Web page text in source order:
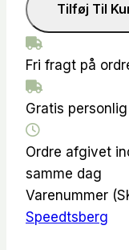
8cm
mørk
grøn
1stk.
antal
Tilføj Til
Fri fragt på
Gratis
Ordre afgivet
samme dag
Varenummer
Speedtsberg